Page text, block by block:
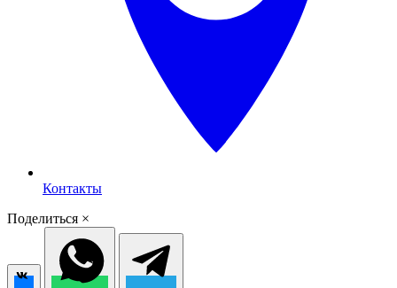
Контакты
Поделиться ×